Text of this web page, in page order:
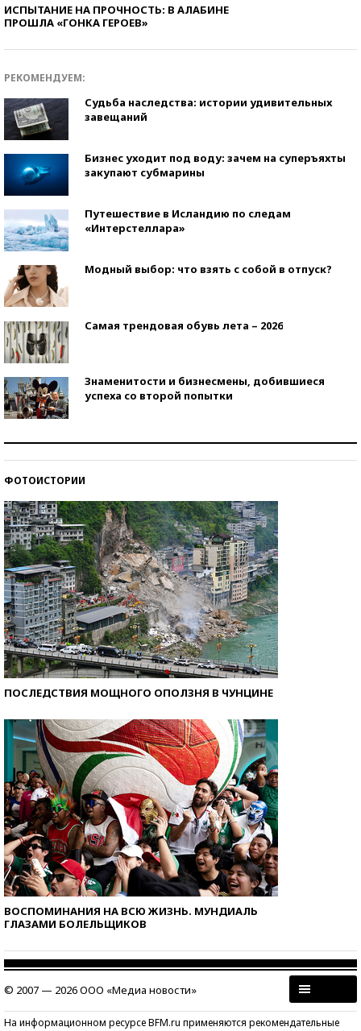
ИСПЫТАНИЕ НА ПРОЧНОСТЬ: В АЛАБИНЕ
ПРОШЛА «ГОНКА ГЕРОЕВ»
РЕКОМЕНДУЕМ:
Судьба наследства: истории удивительных
завещаний
Бизнес уходит под воду: зачем на суперъяхты
закупают субмарины
Путешествие в Исландию по следам
«Интерстеллара»
Модный выбор: что взять с собой в отпуск?
Самая трендовая обувь лета – 2026
Знаменитости и бизнесмены, добившиеся
успеха со второй попытки
ФОТОИСТОРИИ
ПОСЛЕДСТВИЯ МОЩНОГО ОПОЛЗНЯ В ЧУНЦИНЕ
ВОСПОМИНАНИЯ НА ВСЮ ЖИЗНЬ. МУНДИАЛЬ
ГЛАЗАМИ БОЛЕЛЬЩИКОВ
© 2007 — 2026 ООО «Медиа новости»
На информационном ресурсе BFM.ru применяются рекомендательные